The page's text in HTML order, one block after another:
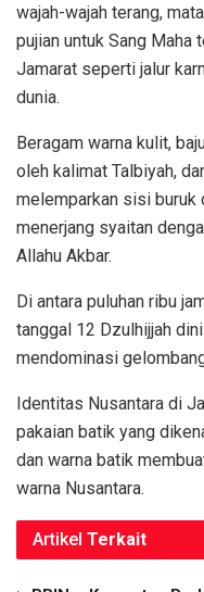
wajah-wajah terang,
pujian untuk Sang Maha
Jamarat seperti jalur
dunia.
Beragam warna kulit,
oleh kalimat Talbiyah,
melemparkan sisi
menerjang syaitan
Allahu Akbar.
Di antara puluhan ribu
tanggal 12 Dzulhijjah
mendominasi
Identitas Nusantara di
pakaian batik yang
dan warna batik
warna Nusantara.
Artikel Terkait